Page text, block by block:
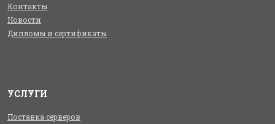
Контакты
Новости
Дипломы и сертификаты
УСЛУГИ
Поставка серверов